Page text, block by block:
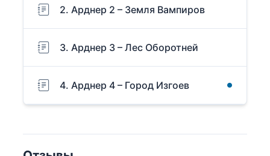
2. Арднер 2 – Земля Вампиров
3. Арднер 3 – Лес Оборотней
4. Арднер 4 – Город Изгоев